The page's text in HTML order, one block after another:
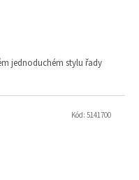
jednoduchém stylu řady
Kód: 5141700